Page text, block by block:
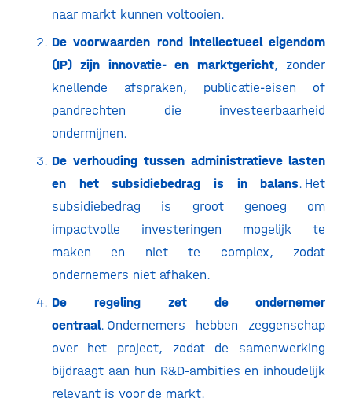
naar markt kunnen voltooien.
De voorwaarden rond intellectueel eigendom
(IP) zijn innovatie- en marktgericht, zonder
knellende afspraken, publicatie-eisen of
pandrechten die investeerbaarheid
ondermijnen.
De verhouding tussen administratieve lasten
en het subsidiebedrag is in balans. Het
subsidiebedrag is groot genoeg om
impactvolle investeringen mogelijk te
maken en niet te complex, zodat
ondernemers niet afhaken.
De regeling zet de ondernemer
centraal. Ondernemers hebben zeggenschap
over het project, zodat de samenwerking
bijdraagt aan hun R&D-ambities en inhoudelijk
relevant is voor de markt.